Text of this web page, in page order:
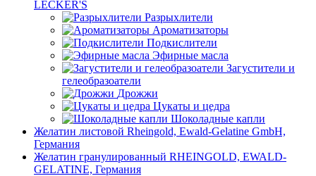
LECKER'S
Разрыхлители
Ароматизаторы
Подкислители
Эфирные масла
Загустители и
гелеобразоатели
Дрожжи
Цукаты и цедра
Шоколадные капли
Желатин листовой Rheingold, Ewald-Gelatine GmbH,
Германия
Желатин гранулированный RHEINGOLD, EWALD-
GELATINE, Германия